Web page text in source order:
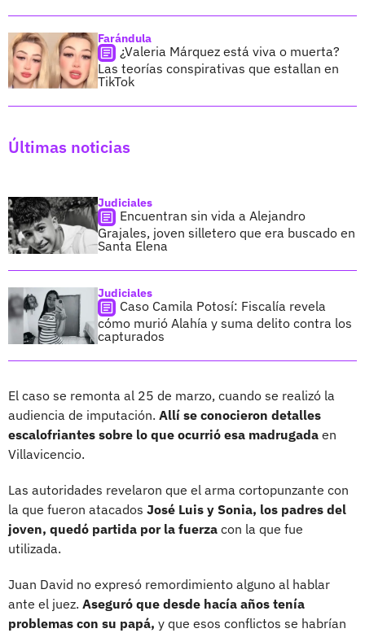
Farándula
¿Valeria Márquez está viva o muerta?
Las teorías conspirativas que estallan en
TikTok
Últimas noticias
Judiciales
Encuentran sin vida a Alejandro
Grajales, joven silletero que era buscado en
Santa Elena
Judiciales
Caso Camila Potosí: Fiscalía revela
cómo murió Alahía y suma delito contra los
capturados
El caso se remonta al 25 de marzo, cuando se realizó la
audiencia de imputación. Allí se conocieron detalles
escalofriantes sobre lo que ocurrió esa madrugada en
Villavicencio.
Las autoridades revelaron que el arma cortopunzante con
la que fueron atacados José Luis y Sonia, los padres del
joven, quedó partida por la fuerza con la que fue
utilizada.
Juan David no expresó remordimiento alguno al hablar
ante el juez. Aseguró que desde hacía años tenía
problemas con su papá, y que esos conflictos se habrían